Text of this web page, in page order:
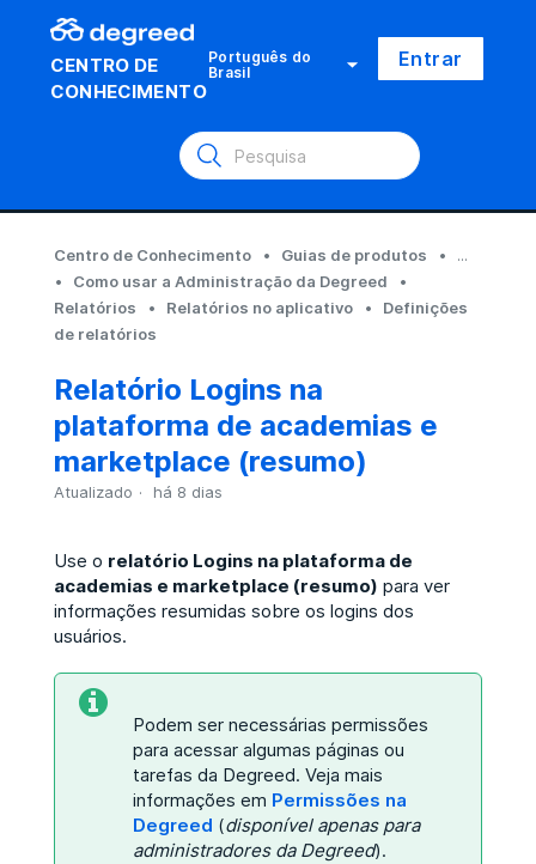
CENTRO DE
CONHECIMENTO
Português do
Brasil Entrar
Centro de Conhecimento Guias de produtos
...
Como usar a Administração da Degreed
Relatórios
Relatórios no aplicativo
Definições
de relatórios
Relatório Logins na
plataforma de academias e
marketplace (resumo)
Atualizado há 8 dias
Use o relatório Logins na plataforma de
academias e marketplace (resumo) para ver
informações resumidas sobre os logins dos
usuários.
Podem ser necessárias permissões
para acessar algumas páginas ou
tarefas da Degreed. Veja mais
informações em Permissões na
Degreed (disponível apenas para
administradores da Degreed).